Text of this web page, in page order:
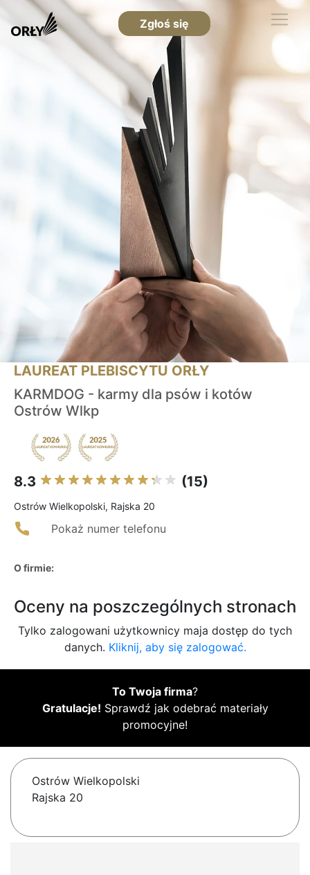
Zgłoś się
LAUREAT PLEBISCYTU ORŁY
KARMDOG - karmy dla psów i kotów
Ostrów Wlkp
8.3 (15)
Ostrów Wielkopolski, Rajska 20
Pokaż numer telefonu
O firmie:
Oceny na poszczególnych stronach
Tylko zalogowani użytkownicy maja dostęp do tych
danych. Kliknij, aby się zalogować.
To Twoja firma?
Gratulacje! Sprawdź jak odebrać materiały
promocyjne!
Ostrów Wielkopolski
Rajska 20